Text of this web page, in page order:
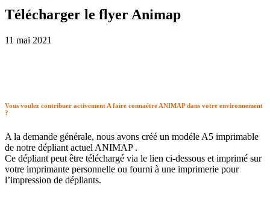
Télécharger le flyer Animap
11 mai 2021
Vous voulez contribuer activement A faire connaétre ANIMAP dans votre environnement
?
A la demande générale, nous avons créé un modéle A5 imprimable
de notre dépliant actuel ANIMAP .
Ce dépliant peut être téléchargé via le lien ci-dessous et imprimé sur
votre imprimante personnelle ou fourni à une imprimerie pour
l’impression de dépliants.